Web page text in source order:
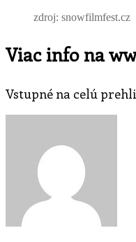
zdroj: snowfilmfest.cz
Viac info na
Vstupné na celú